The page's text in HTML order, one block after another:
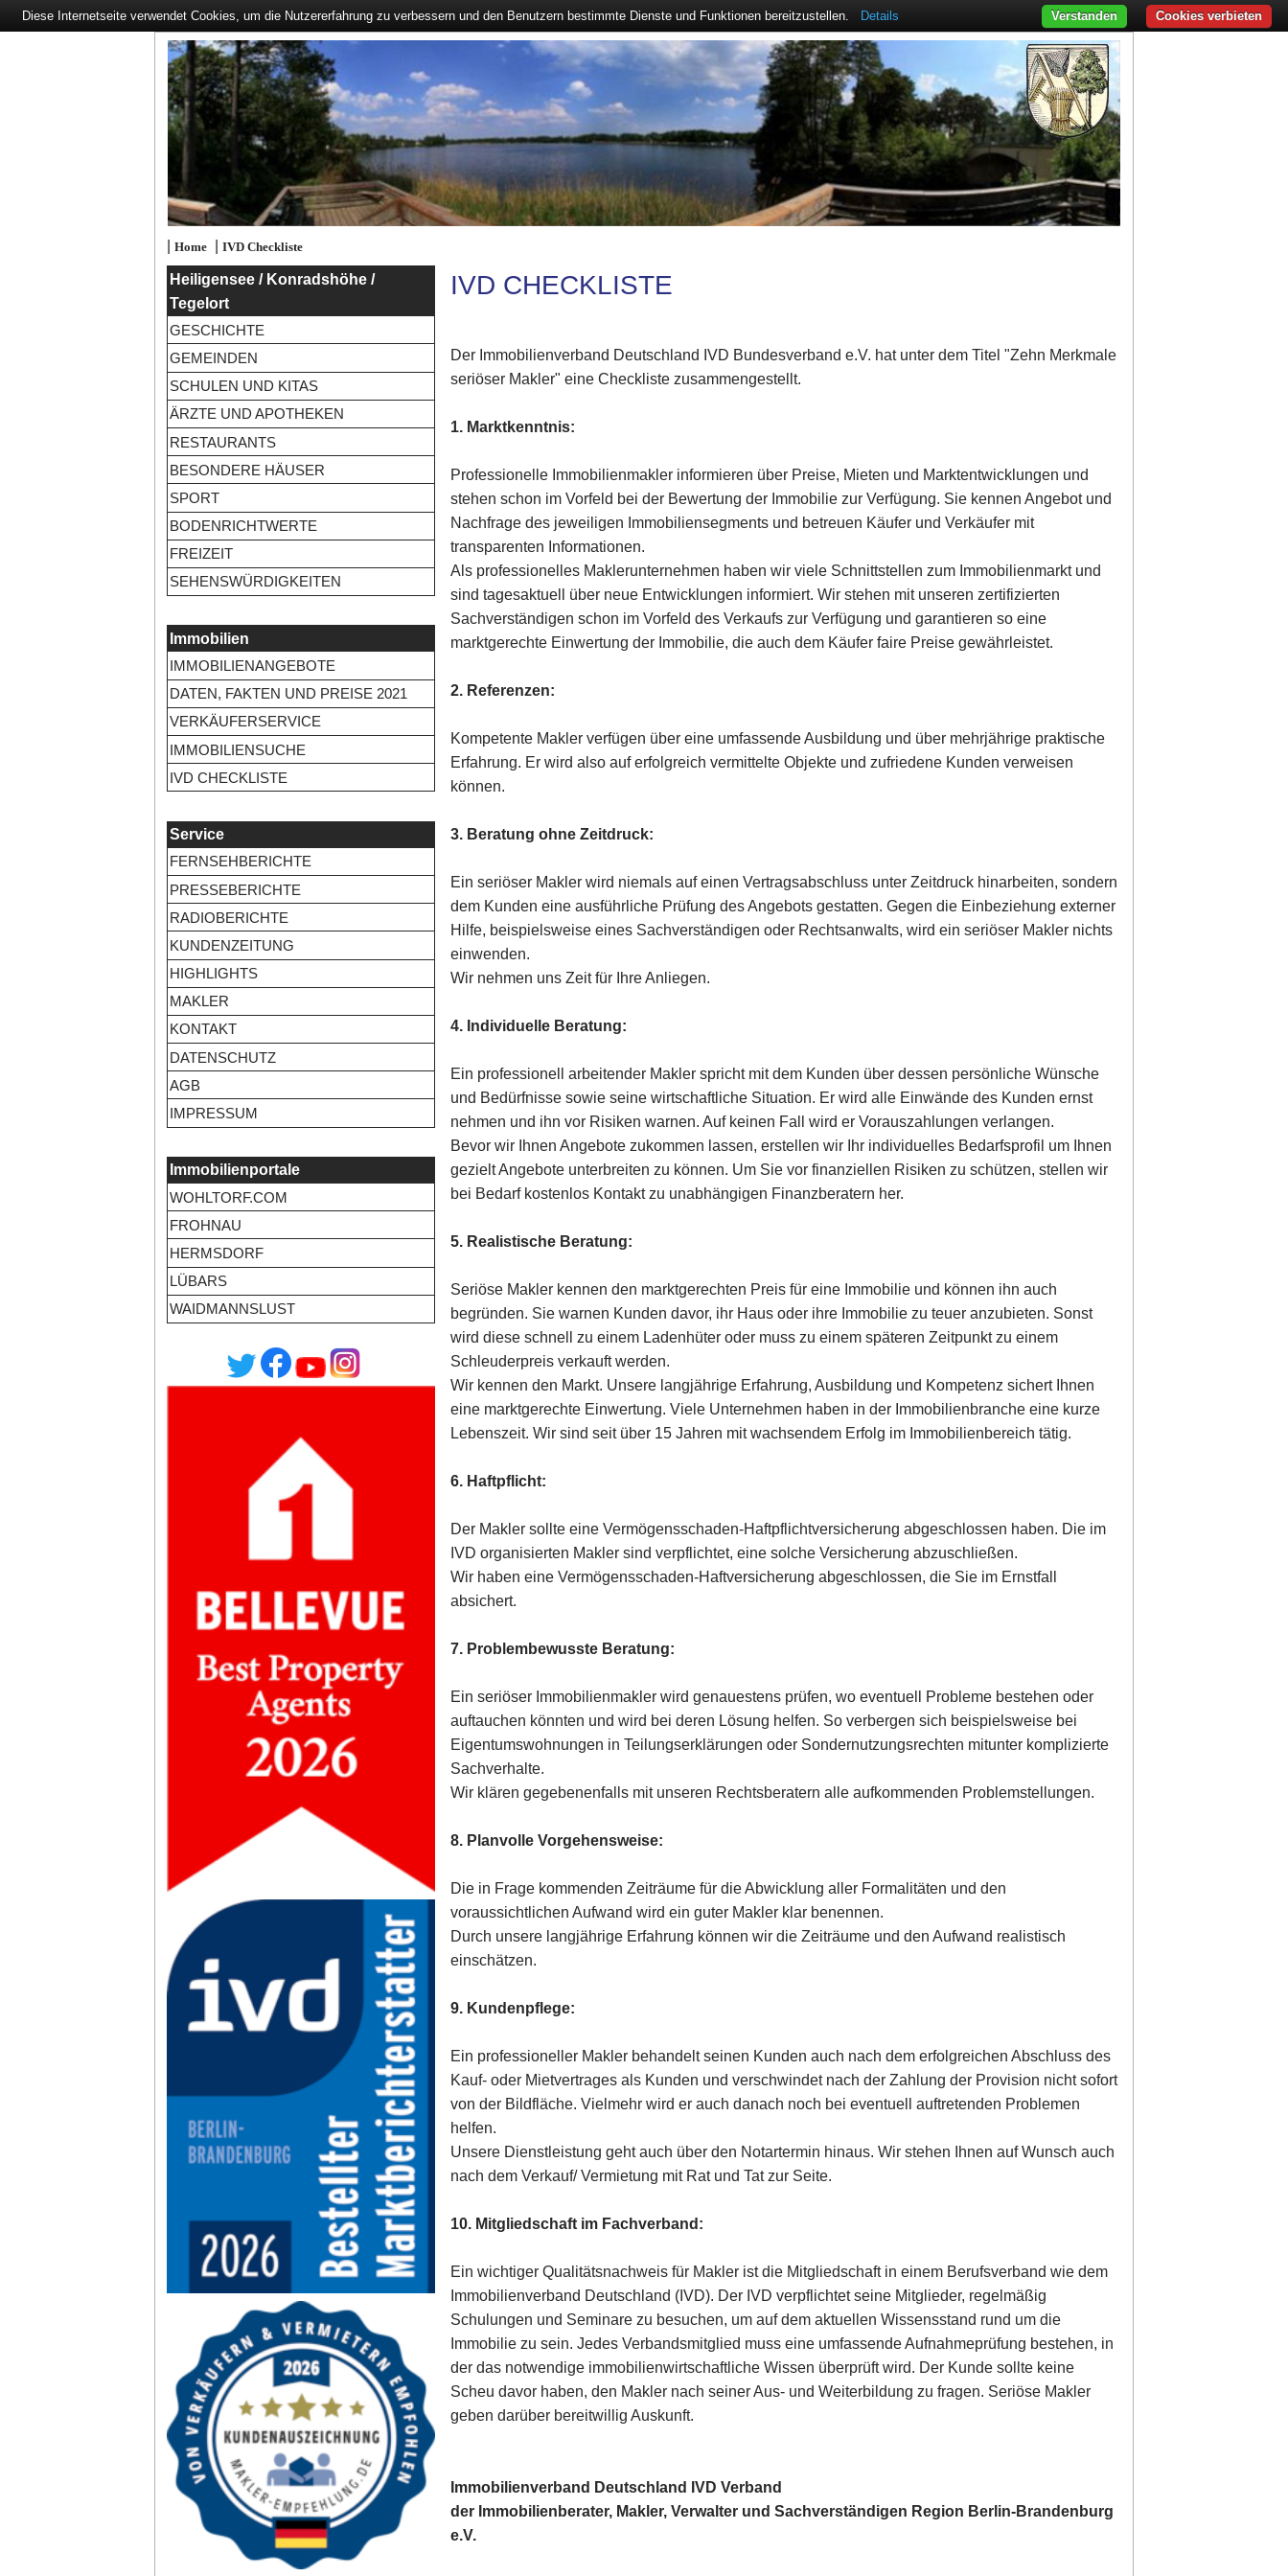
| Home| IVD Checkliste
Heiligensee / Konradshöhe /
Tegelort
GESCHICHTE
GEMEINDEN
SCHULEN UND KITAS
ÄRZTE UND APOTHEKEN
RESTAURANTS
BESONDERE HÄUSER
SPORT
BODENRICHTWERTE
FREIZEIT
SEHENSWÜRDIGKEITEN
Immobilien
IMMOBILIENANGEBOTE
DATEN, FAKTEN UND PREISE 2021
VERKÄUFERSERVICE
IMMOBILIENSUCHE
IVD CHECKLISTE
Service
FERNSEHBERICHTE
PRESSEBERICHTE
RADIOBERICHTE
KUNDENZEITUNG
HIGHLIGHTS
MAKLER
KONTAKT
DATENSCHUTZ
AGB
IMPRESSUM
Immobilienportale
WOHLTORF.COM
FROHNAU
HERMSDORF
LÜBARS
WAIDMANNSLUST
IVD CHECKLISTE
Der Immobilienverband Deutschland IVD Bundesverband e.V. hat unter dem Titel "Zehn Merkmale
seriöser Makler" eine Checkliste zusammengestellt.
1. Marktkenntnis:
Professionelle Immobilienmakler informieren über Preise, Mieten und Marktentwicklungen und
stehen schon im Vorfeld bei der Bewertung der Immobilie zur Verfügung. Sie kennen Angebot und
Nachfrage des jeweiligen Immobiliensegments und betreuen Käufer und Verkäufer mit
transparenten Informationen.
Als professionelles Maklerunternehmen haben wir viele Schnittstellen zum Immobilienmarkt und
sind tagesaktuell über neue Entwicklungen informiert. Wir stehen mit unseren zertifizierten
Sachverständigen schon im Vorfeld des Verkaufs zur Verfügung und garantieren so eine
marktgerechte Einwertung der Immobilie, die auch dem Käufer faire Preise gewährleistet.
2. Referenzen:
Kompetente Makler verfügen über eine umfassende Ausbildung und über mehrjährige praktische
Erfahrung. Er wird also auf erfolgreich vermittelte Objekte und zufriedene Kunden verweisen
können.
3. Beratung ohne Zeitdruck:
Ein seriöser Makler wird niemals auf einen Vertragsabschluss unter Zeitdruck hinarbeiten, sondern
dem Kunden eine ausführliche Prüfung des Angebots gestatten. Gegen die Einbeziehung externer
Hilfe, beispielsweise eines Sachverständigen oder Rechtsanwalts, wird ein seriöser Makler nichts
einwenden.
Wir nehmen uns Zeit für Ihre Anliegen.
4. Individuelle Beratung:
Ein professionell arbeitender Makler spricht mit dem Kunden über dessen persönliche Wünsche
und Bedürfnisse sowie seine wirtschaftliche Situation. Er wird alle Einwände des Kunden ernst
nehmen und ihn vor Risiken warnen. Auf keinen Fall wird er Vorauszahlungen verlangen.
Bevor wir Ihnen Angebote zukommen lassen, erstellen wir Ihr individuelles Bedarfsprofil um Ihnen
gezielt Angebote unterbreiten zu können. Um Sie vor finanziellen Risiken zu schützen, stellen wir
bei Bedarf kostenlos Kontakt zu unabhängigen Finanzberatern her.
5. Realistische Beratung:
Seriöse Makler kennen den marktgerechten Preis für eine Immobilie und können ihn auch
begründen. Sie warnen Kunden davor, ihr Haus oder ihre Immobilie zu teuer anzubieten. Sonst
wird diese schnell zu einem Ladenhüter oder muss zu einem späteren Zeitpunkt zu einem
Schleuderpreis verkauft werden.
Wir kennen den Markt. Unsere langjährige Erfahrung, Ausbildung und Kompetenz sichert Ihnen
eine marktgerechte Einwertung. Viele Unternehmen haben in der Immobilienbranche eine kurze
Lebenszeit. Wir sind seit über 15 Jahren mit wachsendem Erfolg im Immobilienbereich tätig.
6. Haftpflicht:
Der Makler sollte eine Vermögensschaden-Haftpflichtversicherung abgeschlossen haben. Die im
IVD organisierten Makler sind verpflichtet, eine solche Versicherung abzuschließen.
Wir haben eine Vermögensschaden-Haftversicherung abgeschlossen, die Sie im Ernstfall
absichert.
7. Problembewusste Beratung:
Ein seriöser Immobilienmakler wird genauestens prüfen, wo eventuell Probleme bestehen oder
auftauchen könnten und wird bei deren Lösung helfen. So verbergen sich beispielsweise bei
Eigentumswohnungen in Teilungserklärungen oder Sondernutzungsrechten mitunter komplizierte
Sachverhalte.
Wir klären gegebenenfalls mit unseren Rechtsberatern alle aufkommenden Problemstellungen.
8. Planvolle Vorgehensweise:
Die in Frage kommenden Zeiträume für die Abwicklung aller Formalitäten und den
voraussichtlichen Aufwand wird ein guter Makler klar benennen.
Durch unsere langjährige Erfahrung können wir die Zeiträume und den Aufwand realistisch
einschätzen.
9. Kundenpflege:
Ein professioneller Makler behandelt seinen Kunden auch nach dem erfolgreichen Abschluss des
Kauf- oder Mietvertrages als Kunden und verschwindet nach der Zahlung der Provision nicht sofort
von der Bildfläche. Vielmehr wird er auch danach noch bei eventuell auftretenden Problemen
helfen.
Unsere Dienstleistung geht auch über den Notartermin hinaus. Wir stehen Ihnen auf Wunsch auch
nach dem Verkauf/ Vermietung mit Rat und Tat zur Seite.
10. Mitgliedschaft im Fachverband:
Ein wichtiger Qualitätsnachweis für Makler ist die Mitgliedschaft in einem Berufsverband wie dem
Immobilienverband Deutschland (IVD). Der IVD verpflichtet seine Mitglieder, regelmäßig
Schulungen und Seminare zu besuchen, um auf dem aktuellen Wissensstand rund um die
Immobilie zu sein. Jedes Verbandsmitglied muss eine umfassende Aufnahmeprüfung bestehen, in
der das notwendige immobilienwirtschaftliche Wissen überprüft wird. Der Kunde sollte keine
Scheu davor haben, den Makler nach seiner Aus- und Weiterbildung zu fragen. Seriöse Makler
geben darüber bereitwillig Auskunft.
Immobilienverband Deutschland IVD Verband
der Immobilienberater, Makler, Verwalter und Sachverständigen Region Berlin-Brandenburg
e.V.
Diese Internetseite verwendet Cookies, um die Nutzererfahrung zu verbessern und den Benutzern bestimmte Dienste und Funktionen bereitzustellen. Details Cookies verbieten
Verstanden